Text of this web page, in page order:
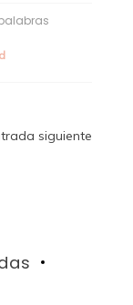
siguiente